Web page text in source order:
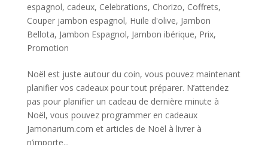
espagnol, cadeux, Celebrations, Chorizo, Coffrets,
Couper jambon espagnol, Huile d'olive, Jambon
Bellota, Jambon Espagnol, Jambon ibérique, Prix,
Promotion
Noël est juste autour du coin, vous pouvez maintenant
planifier vos cadeaux pour tout préparer. N’attendez
pas pour planifier un cadeau de dernière minute à
Noël, vous pouvez programmer en cadeaux
Jamonarium.com et articles de Noël à livrer à
n’importe...